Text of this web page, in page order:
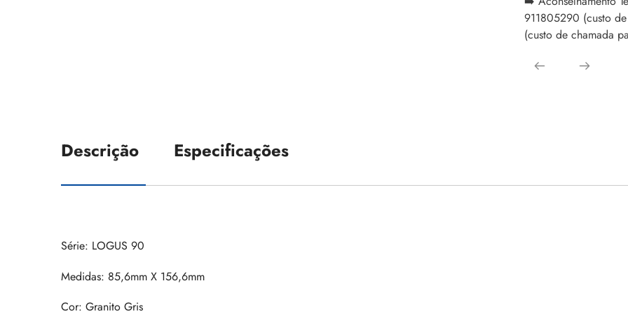
911805290 (custo
(custo de chamada
Descrição Especificações
Série: LOGUS 90
Medidas: 85,6mm X 156,6mm
Cor: Granito Gris